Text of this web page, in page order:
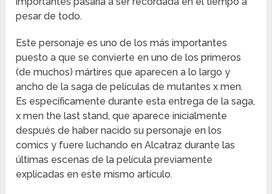
pesar de todo.
Este personaje es uno de los más importantes
puesto a que se convierte en uno de los primeros
(de muchos) mártires que aparecen a lo largo y
ancho de la saga de películas de mutantes x men.
Es específicamente durante esta entrega de la saga,
x men the last stand, que aparece inicialmente
después de haber nacido su personaje en los
comics y fuere luchando en Alcatraz durante las
últimas escenas de la película previamente
explicadas en este mismo artículo.